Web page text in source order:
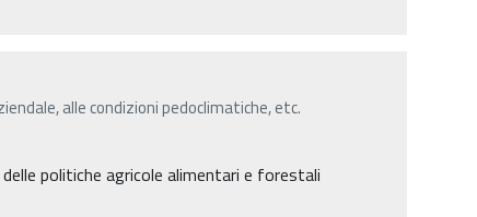
alle condizioni pedoclimatiche, etc.
politiche agricole alimentari e forestali